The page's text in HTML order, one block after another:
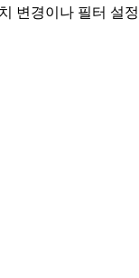
변경이나 필터 설정